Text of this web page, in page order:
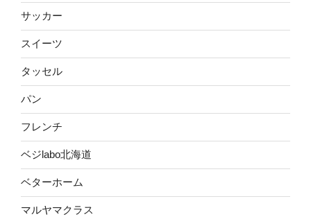
サッカー
スイーツ
タッセル
パン
フレンチ
ベジlabo北海道
ベターホーム
マルヤマクラス